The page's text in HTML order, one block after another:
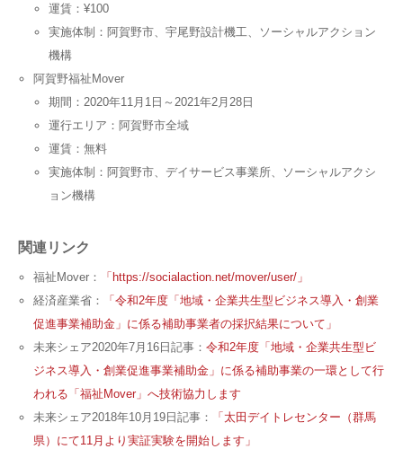
運賃：¥100
実施体制：阿賀野市、宇尾野設計機工、ソーシャルアクション
機構
阿賀野福祉Mover
期間：2020年11月1日～2021年2月28日
運行エリア：阿賀野市全域
運賃：無料
実施体制：阿賀野市、デイサービス事業所、ソーシャルアクシ
ョン機構
関連リンク
福祉Mover：
「https://socialaction.net/mover/user/」
経済産業省：
「令和2年度「地域・企業共生型ビジネス導入・創業
促進事業補助金」に係る補助事業者の採択結果について」
未来シェア2020年7月16日記事： 令和2年度「地域・企業共生型ビ
ジネス導入・創業促進事業補助金」に係る補助事業の一環として行
われる「福祉Mover」へ技術協力します
未来シェア2018年10月19日記事：
「太田デイトレセンター（群馬
県）にて11月より実証実験を開始します」